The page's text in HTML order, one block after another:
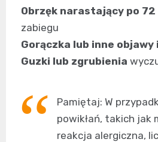
Obrzęk narastający po
zabiegu
Gorączka lub inne
Guzki lub zgrubienia
Pamiętaj: W
powikłań, takich
reakcja alergiczna,